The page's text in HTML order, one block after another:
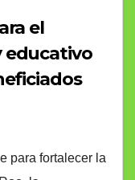
el
educativo
para fortalecer la